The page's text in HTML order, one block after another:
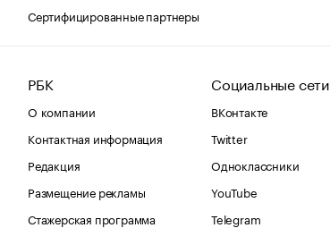
Сертифицированные партнеры
РБК
О компании
Контактная информация
Редакция
Размещение рекламы
Стажерская программа
Социальные сети
ВКонтакте
Twitter
Одноклассники
YouTube
Telegram